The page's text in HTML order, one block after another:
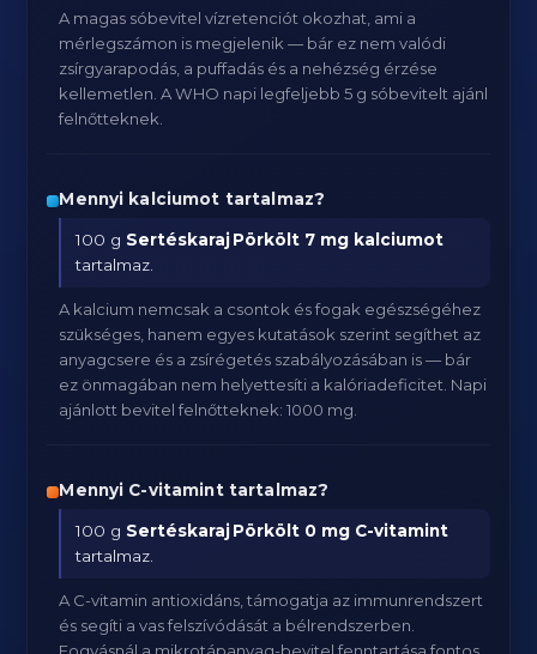
A magas sóbevitel vízretenciót okozhat, ami a
mérlegszámon is megjelenik — bár ez nem valódi
zsírgyarapodás, a puffadás és a nehézség érzése
kellemetlen. A WHO napi legfeljebb 5 g sóbevitelt ajánl
felnőtteknek.
Mennyi kalciumot tartalmaz?
100 g Sertéskaraj Pörkölt 7 mg kalciumot
tartalmaz.
A kalcium nemcsak a csontok és fogak egészségéhez
szükséges, hanem egyes kutatások szerint segíthet az
anyagcsere és a zsírégetés szabályozásában is — bár
ez önmagában nem helyettesíti a kalóriadeficitet. Napi
ajánlott bevitel felnőtteknek: 1000 mg.
Mennyi C-vitamint tartalmaz?
100 g Sertéskaraj Pörkölt 0 mg C-vitamint
tartalmaz.
A C-vitamin antioxidáns, támogatja az immunrendszert
és segíti a vas felszívódását a bélrendszerben.